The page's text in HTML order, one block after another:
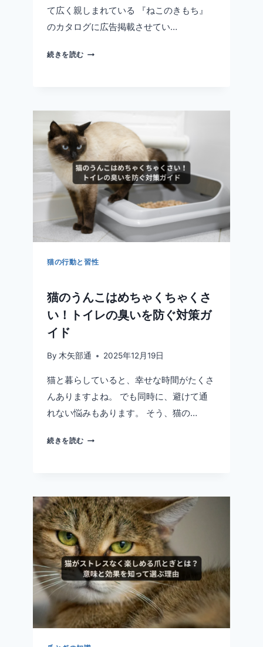
わ
い”の
て広く親しまれている 『ねこのきもち』
のカタログに広告掲載させてい…
続きを読む 「ね
に
広
告
掲
載
（2026
年
2
月
猫の行動と習性
猫のうんこはめちゃくちゃくさ
い！トイレの臭いを防ぐ対策ガ
イド
By 木矢部通 2025年12月19日
猫と暮らしていると、幸せな時間がたくさ
んありますよね。 でも同時に、避けて通
れない悩みもあります。 そう、猫の…
続きを読む
は
め
ち
ゃ
く
ち
ゃ
く
さ
い！
イ